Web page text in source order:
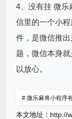
4、没有挂 微乐
信里的一个小
件，是微信推
题，微信本身
以放心。
# 微乐麻将小程序
本文地址： http://